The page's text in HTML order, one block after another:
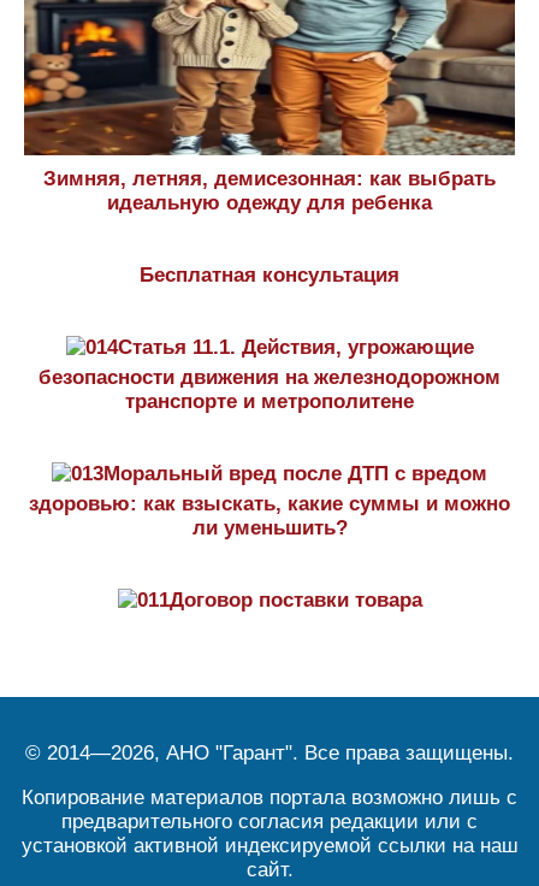
Зимняя, летняя, демисезонная: как выбрать
идеальную одежду для ребенка
Бесплатная консультация
Статья 11.1. Действия, угрожающие
безопасности движения на железнодорожном
транспорте и метрополитене
Моральный вред после ДТП с вредом
здоровью: как взыскать, какие суммы и можно
ли уменьшить?
Договор поставки товара
© 2014—2026, АНО "Гарант". Все права защищены.
Копирование материалов портала возможно лишь с
предварительного согласия редакции или с
установкой активной индексируемой ссылки на наш
сайт.